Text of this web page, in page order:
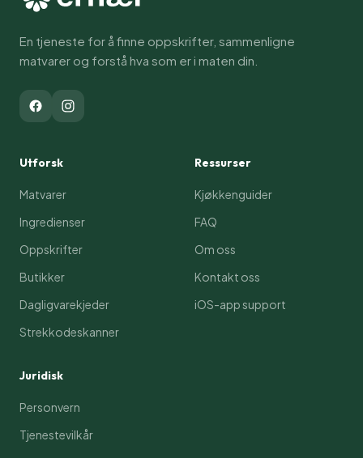
En tjeneste for å finne oppskrifter, sammenligne
matvarer og forstå hva som er i maten din.
Utforsk
Matvarer
Ingredienser
Oppskrifter
Butikker
Dagligvarekjeder
Strekkodeskanner
Ressurser
Kjøkkenguider
FAQ
Om oss
Kontakt oss
iOS-app support
Juridisk
Personvern
Tjenestevilkår